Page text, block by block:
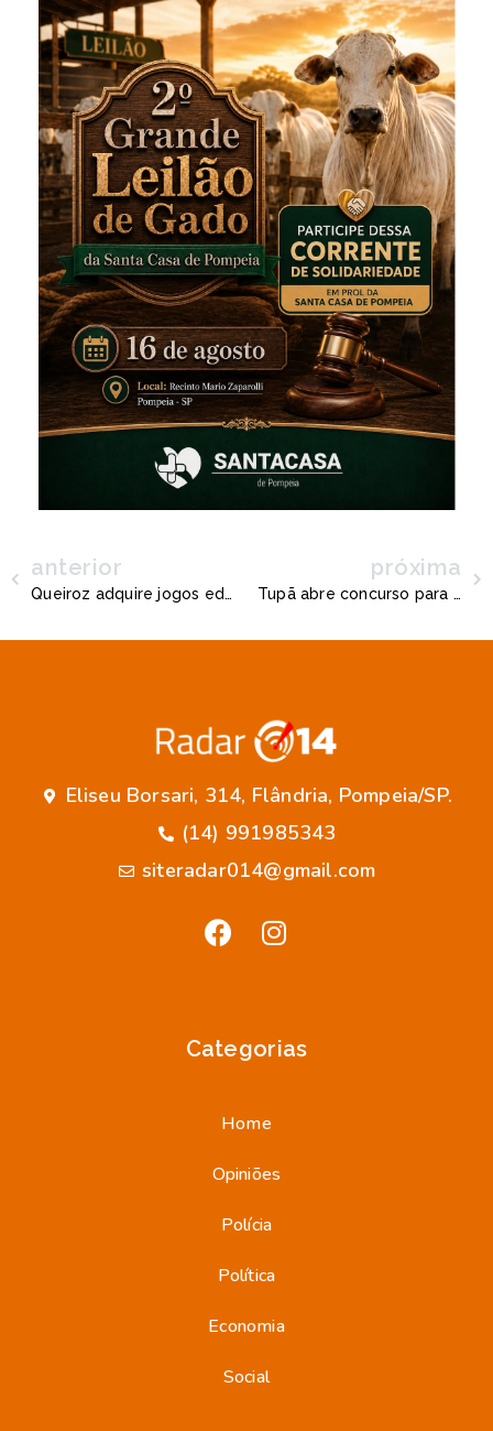
anterior
Queiroz adquire jogos educativos e interativos para alunos da rede municipal
próxima
Tupã abre concurso para contratação temporária de professores; confira o edital
Eliseu Borsari, 314, Flândria, Pompeia/SP.
(14) 991985343
siteradar014@gmail.com
Categorias
Home
Opiniões
Polícia
Política
Economia
Social